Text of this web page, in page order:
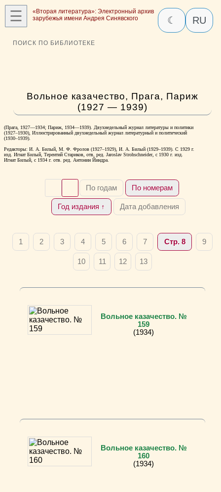
☰
«Вторая литература»: Электронный архив
зарубежья имени Андрея Синявского
☾ RU
ПОИСК ПО БИБЛИОТЕКЕ
Вольное казачество, Прага, Париж
(1927 — 1939)
(Прага, 1927—1934; Париж, 1934—1939). Двухнедельный журнал литературы и политики
(1927–1930), Иллюстрированный двухнедельный журнал литературный и политический
(1930–1939).
Редакторы: И. А. Билый, М. Ф. Фролов (1927–1929), И. А. Билый (1929–1939). С 1929 г.
изд. Игнат Билый, Терентий Стариков, отв. ред. Jaroslav Strohschneider, с 1930 г. изд.
Игнат Билый, с 1934 г. отв. ред. Антонин Йиндра.
По годам По номерам
Год издания ↑ Дата добавления
1 2 3 4 5 6 7 Стр. 8 9
10 11 12 13
Вольное казачество. №
159
(1934)
Вольное казачество. №
160
(1934)